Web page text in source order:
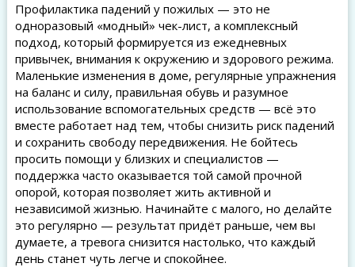
Профилактика падений у пожилых — это не
одноразовый «модный» чек-лист, а комплексный
подход, который формируется из ежедневных
привычек, внимания к окружению и здорового режима.
Маленькие изменения в доме, регулярные упражнения
на баланс и силу, правильная обувь и разумное
использование вспомогательных средств — всё это
вместе работает над тем, чтобы снизить риск падений
и сохранить свободу передвижения. Не бойтесь
просить помощи у близких и специалистов —
поддержка часто оказывается той самой прочной
опорой, которая позволяет жить активной и
независимой жизнью. Начинайте с малого, но делайте
это регулярно — результат придёт раньше, чем вы
думаете, а тревога снизится настолько, что каждый
день станет чуть легче и спокойнее.